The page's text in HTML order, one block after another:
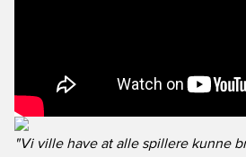
"Vi ville have at alle spillere kunne